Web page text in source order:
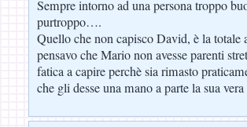
Sempre intorno ad una persona troppo
purtroppo….
Quello che non capisco David, è la totale
pensavo che Mario non avesse parenti
fatica a capire perchè sia rimasto
che gli desse una mano a parte la sua